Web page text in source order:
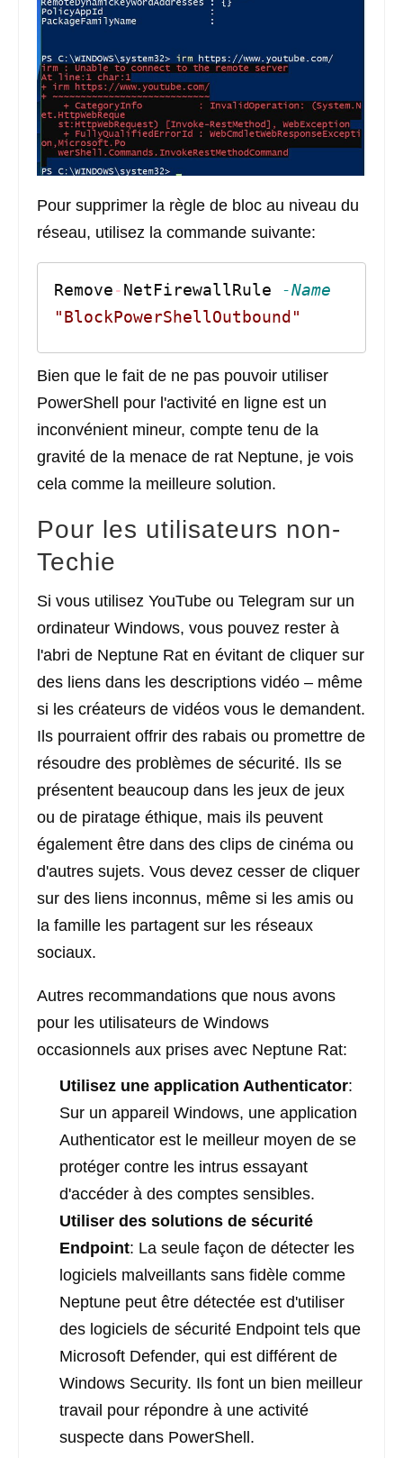
Pour supprimer la règle de bloc au niveau du
réseau, utilisez la commande suivante:
Remove-NetFirewallRule -Name
"BlockPowerShellOutbound"
Bien que le fait de ne pas pouvoir utiliser
PowerShell pour l'activité en ligne est un
inconvénient mineur, compte tenu de la
gravité de la menace de rat Neptune, je vois
cela comme la meilleure solution.
Pour les utilisateurs non-
Techie
Si vous utilisez YouTube ou Telegram sur un
ordinateur Windows, vous pouvez rester à
l'abri de Neptune Rat en évitant de cliquer sur
des liens dans les descriptions vidéo – même
si les créateurs de vidéos vous le demandent.
Ils pourraient offrir des rabais ou promettre de
résoudre des problèmes de sécurité. Ils se
présentent beaucoup dans les jeux de jeux
ou de piratage éthique, mais ils peuvent
également être dans des clips de cinéma ou
d'autres sujets. Vous devez cesser de cliquer
sur des liens inconnus, même si les amis ou
la famille les partagent sur les réseaux
sociaux.
Autres recommandations que nous avons
pour les utilisateurs de Windows
occasionnels aux prises avec Neptune Rat:
Utilisez une application Authenticator:
Sur un appareil Windows, une application
Authenticator est le meilleur moyen de se
protéger contre les intrus essayant
d'accéder à des comptes sensibles.
Utiliser des solutions de sécurité
Endpoint: La seule façon de détecter les
logiciels malveillants sans fidèle comme
Neptune peut être détectée est d'utiliser
des logiciels de sécurité Endpoint tels que
Microsoft Defender, qui est différent de
Windows Security. Ils font un bien meilleur
travail pour répondre à une activité
suspecte dans PowerShell.